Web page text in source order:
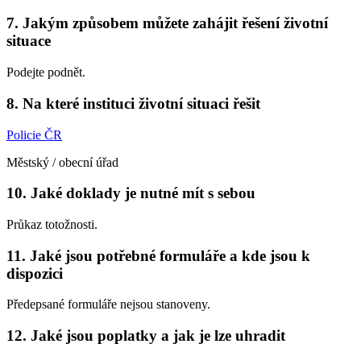
7. Jakým způsobem můžete zahájit řešení životní
situace
Podejte podnět.
8. Na které instituci životní situaci řešit
Policie ČR
Městský / obecní úřad
10. Jaké doklady je nutné mít s sebou
Průkaz totožnosti.
11. Jaké jsou potřebné formuláře a kde jsou k
dispozici
Předepsané formuláře nejsou stanoveny.
12. Jaké jsou poplatky a jak je lze uhradit